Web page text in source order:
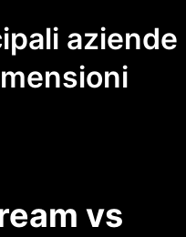
aziende
vs